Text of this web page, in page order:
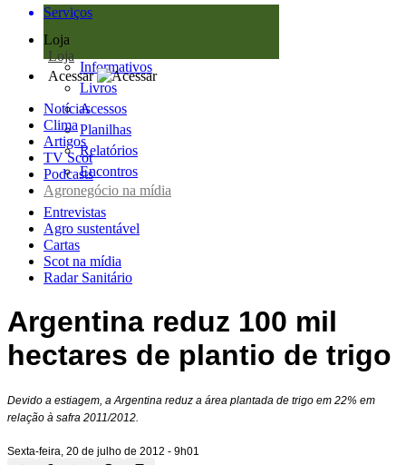
Serviços
Loja
Loja
Informativos
Livros
Acessos
Planilhas
Relatórios
Encontros
Acessar
Notícias
Clima
Artigos
TV Scot
Podcasts
Agronegócio na mídia
Entrevistas
Agro sustentável
Cartas
Scot na mídia
Radar Sanitário
Argentina reduz 100 mil
hectares de plantio de trigo
Devido a estiagem, a Argentina reduz a área plantada de trigo em 22% em
relação à safra 2011/2012.
Sexta-feira, 20 de julho de 2012 - 9h01